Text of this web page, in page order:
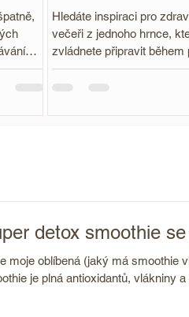
když
Hledáte inspiraci pro
večeři z jednoho hrnce,
zvládnete připravit během
hodiny po návratu z
můj nový...
detox smoothie
moje oblíbená (jaký má smoothie
je plná antioxidantů, vlákniny a